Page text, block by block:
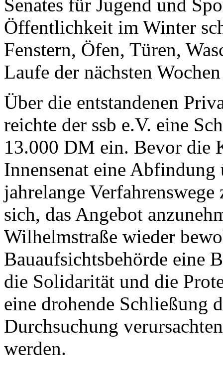
Senates für Jugend und
Öffentlichkeit im Winter
Fenstern, Öfen, Türen,
Laufe der nächsten
Über die entstandenen
reichte der ssb e.V. eine
13.000 DM ein. Bevor die
Innensenat eine
jahrelange
sich, das Angebot
Wilhelmstraße wieder
Bauaufsichtsbehörde eine
die Solidarität und die
eine drohende Schließung
Durchsuchung
werden.